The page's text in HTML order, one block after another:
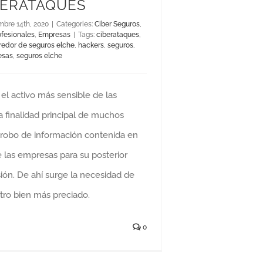
14th, 2020 | Categories: Ciber Seguros
Empresas | Tags: ciberataques
de seguros elche hackers seguros
seguros elche
activo más sensible de las
finalidad principal de muchos
de información contenida en
las empresas para su posterior
De ahí surge la necesidad de
bien más preciado.
0